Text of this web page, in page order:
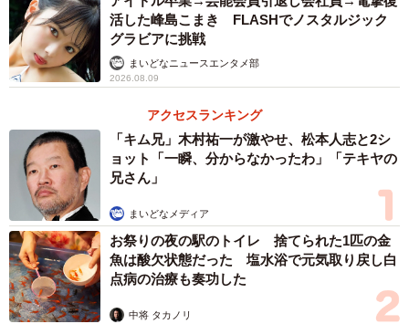
活した峰島こまき FLASHでノスタルジック
グラビアに挑戦
まいどなニュースエンタメ部
2026.08.09
アクセスランキング
「キム兄」木村祐一が激やせ、松本人志と2シ
ョット「一瞬、分からなかったわ」「テキヤの
兄さん」
まいどなメディア
お祭りの夜の駅のトイレ 捨てられた1匹の金
魚は酸欠状態だった 塩水浴で元気取り戻し白
点病の治療も奏功した
中将 タカノリ